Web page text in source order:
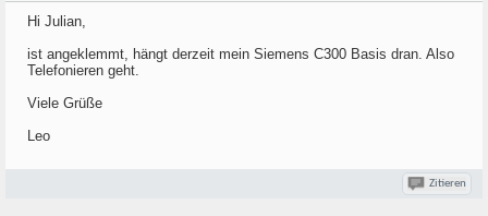
Hi Julian,
ist angeklemmt, hängt derzeit mein Siemens C300 Basis dran. Also
Telefonieren geht.
Viele Grüße
Leo
Zitieren